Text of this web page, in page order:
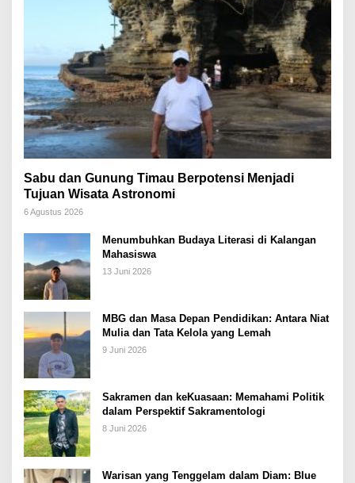
Sabu dan Gunung Timau Berpotensi Menjadi
Tujuan Wisata Astronomi
6 Agustus 2026
Menumbuhkan Budaya Literasi di Kalangan
Mahasiswa
13 Juni 2026
MBG dan Masa Depan Pendidikan: Antara Niat
Mulia dan Tata Kelola yang Lemah
9 Juni 2026
Sakramen dan keKuasaan: Memahami Politik
dalam Perspektif Sakramentologi
8 Juni 2026
Warisan yang Tenggelam dalam Diam: Blue